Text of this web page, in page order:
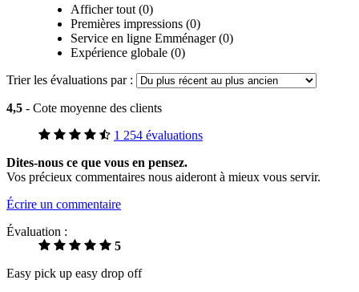
Afficher tout (0)
Premières impressions (0)
Service en ligne Emménager (0)
Expérience globale (0)
Trier les évaluations par :
4,5 - Cote moyenne des clients
1 254 évaluations
Dites-nous ce que vous en pensez.
Vos précieux commentaires nous aideront à mieux vous servir.
Écrire un commentaire
Évaluation :
5
Easy pick up easy drop off